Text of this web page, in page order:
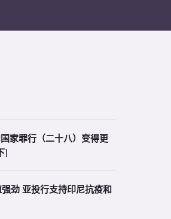
家罪行（二十八）变得更
]
劲 亚投行支持印尼抗疫和